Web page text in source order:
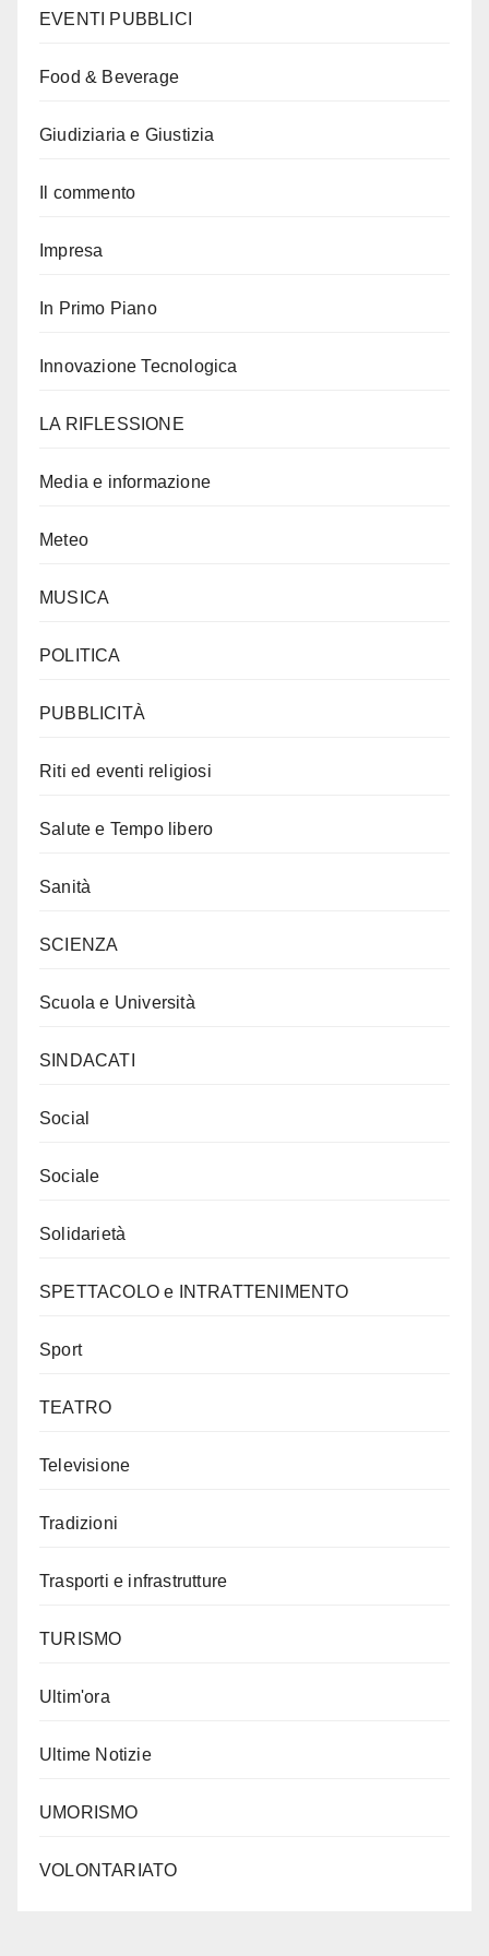
EVENTI PUBBLICI
Food & Beverage
Giudiziaria e Giustizia
Il commento
Impresa
In Primo Piano
Innovazione Tecnologica
LA RIFLESSIONE
Media e informazione
Meteo
MUSICA
POLITICA
PUBBLICITÀ
Riti ed eventi religiosi
Salute e Tempo libero
Sanità
SCIENZA
Scuola e Università
SINDACATI
Social
Sociale
Solidarietà
SPETTACOLO e INTRATTENIMENTO
Sport
TEATRO
Televisione
Tradizioni
Trasporti e infrastrutture
TURISMO
Ultim'ora
Ultime Notizie
UMORISMO
VOLONTARIATO